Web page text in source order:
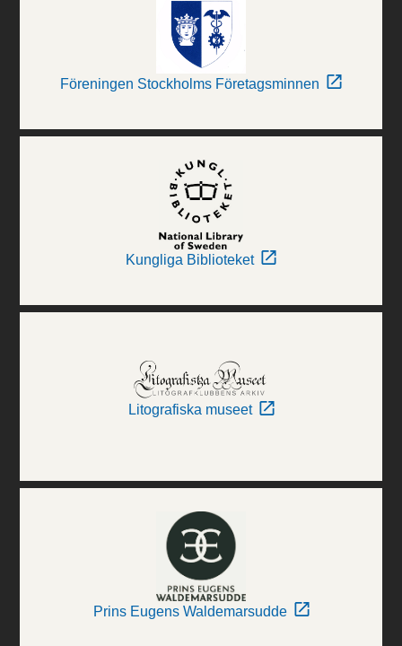
Föreningen Stockholms Företagsminnen
Kungliga Biblioteket
Litografiska museet
Prins Eugens Waldemarsudde